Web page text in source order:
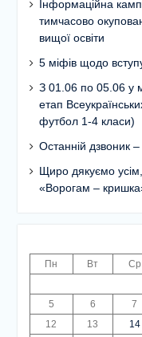
Інформаційна
тимчасово
вищої освіти
5 міфів щодо
З 01.06 по 05.06 у
етап
футбол 1-4 класи)
Останній дзвоник
Щиро дякуємо
«Ворогам –
Пн Вт Ср
5
6 7
12
13 14